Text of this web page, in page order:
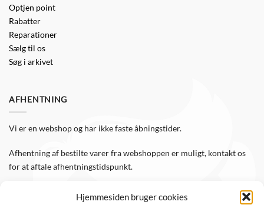
Hjemmesiden bruger cookies
Optjen point
Rabatter
Reparationer
Sælg til os
Søg i arkivet
AFHENTNING
Vi er en webshop og har ikke faste åbningstider.
Afhentning af bestilte varer fra webshoppen er muligt, kontakt os
for at aftale afhentningstidspunkt.